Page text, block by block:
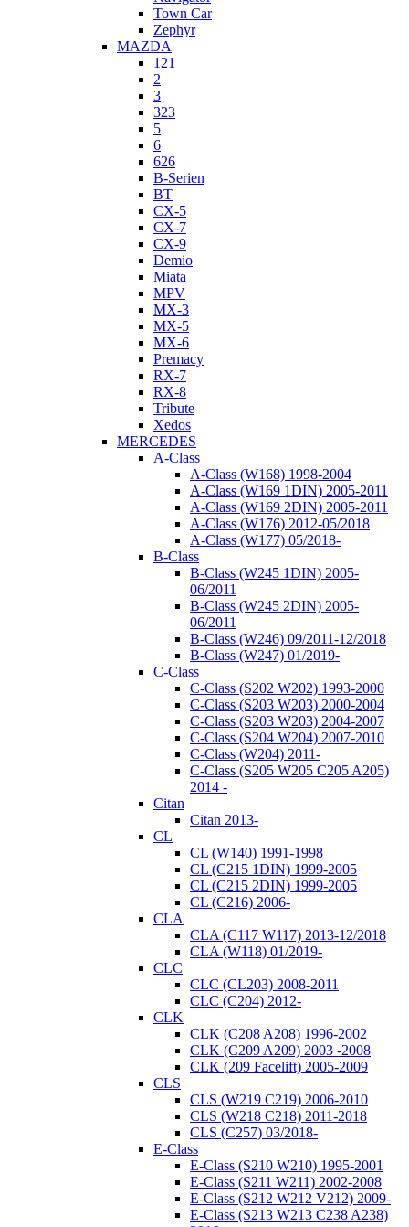
Town Car
Zephyr
MAZDA
121
2
3
323
5
6
626
B-Serien
BT
CX-5
CX-7
CX-9
Demio
Miata
MPV
MX-3
MX-5
MX-6
Premacy
RX-7
RX-8
Tribute
Xedos
MERCEDES
A-Class
A-Class (W168) 1998-2004
A-Class (W169 1DIN) 2005-2011
A-Class (W169 2DIN) 2005-2011
A-Class (W176) 2012-05/2018
A-Class (W177) 05/2018-
B-Class
B-Class (W245 1DIN) 2005-
06/2011
B-Class (W245 2DIN) 2005-
06/2011
B-Class (W246) 09/2011-12/2018
B-Class (W247) 01/2019-
C-Class
C-Class (S202 W202) 1993-2000
C-Class (S203 W203) 2000-2004
C-Class (S203 W203) 2004-2007
C-Class (S204 W204) 2007-2010
C-Class (W204) 2011-
C-Class (S205 W205 C205 A205)
2014 -
Citan
Citan 2013-
CL
CL (W140) 1991-1998
CL (C215 1DIN) 1999-2005
CL (C215 2DIN) 1999-2005
CL (C216) 2006-
CLA
CLA (C117 W117) 2013-12/2018
CLA (W118) 01/2019-
CLC
CLC (CL203) 2008-2011
CLC (C204) 2012-
CLK
CLK (C208 A208) 1996-2002
CLK (C209 A209) 2003 -2008
CLK (209 Facelift) 2005-2009
CLS
CLS (W219 C219) 2006-2010
CLS (W218 C218) 2011-2018
CLS (C257) 03/2018-
E-Class
E-Class (S210 W210) 1995-2001
E-Class (S211 W211) 2002-2008
E-Class (S212 W212 V212) 2009-
E-Class (S213 W213 C238 A238)